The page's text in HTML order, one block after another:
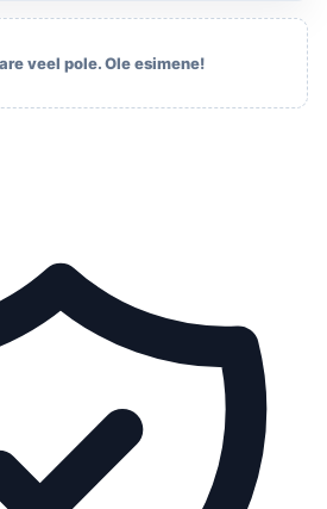
veel pole. Ole esimene!